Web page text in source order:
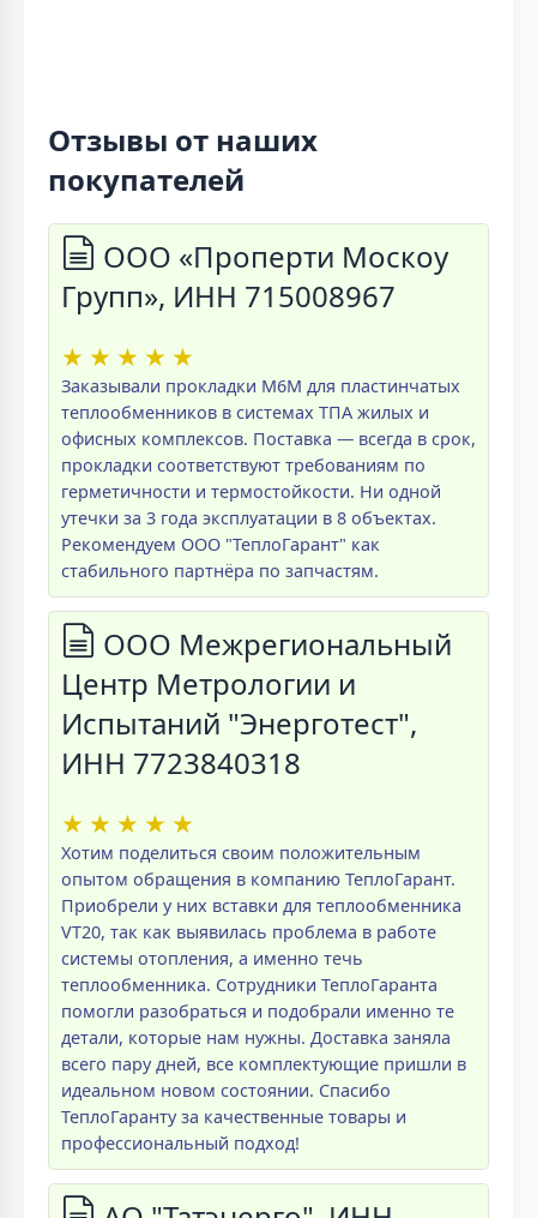
Отзывы от наших
покупателей
ООО «Проперти Москоу
Групп», ИНН 715008967
★ ★ ★ ★ ★
Заказывали прокладки M6M для пластинчатых
теплообменников в системах ТПА жилых и
офисных комплексов. Поставка — всегда в срок,
прокладки соответствуют требованиям по
герметичности и термостойкости. Ни одной
утечки за 3 года эксплуатации в 8 объектах.
Рекомендуем ООО "ТеплоГарант" как
стабильного партнёра по запчастям.
ООО Межрегиональный
Центр Метрологии и
Испытаний "Энерготест",
ИНН 7723840318
★ ★ ★ ★ ★
Хотим поделиться своим положительным
опытом обращения в компанию ТеплоГарант.
Приобрели у них вставки для теплообменника
VT20, так как выявилась проблема в работе
системы отопления, а именно течь
теплообменника. Сотрудники ТеплоГаранта
помогли разобраться и подобрали именно те
детали, которые нам нужны. Доставка заняла
всего пару дней, все комплектующие пришли в
идеальном новом состоянии. Спасибо
ТеплоГаранту за качественные товары и
профессиональный подход!